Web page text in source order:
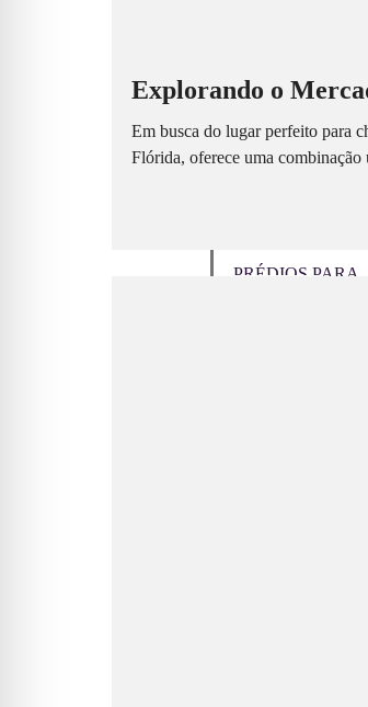
CASAS
RESIDENCIAL
IMÓVEIS
PRÉDIOS PARA
Explorando o
Em busca do lugar perfeito para
Flórida, oferece uma